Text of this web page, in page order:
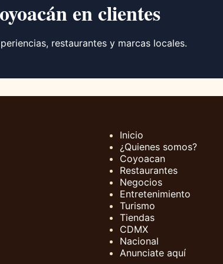
en clientes
restaurantes y marcas locales.
Inicio
¿Quienes somos?
Coyoacan
Restaurantes
Negocios
Entretenimiento
Turismo
Tiendas
CDMX
Nacional
Anunciate aquí